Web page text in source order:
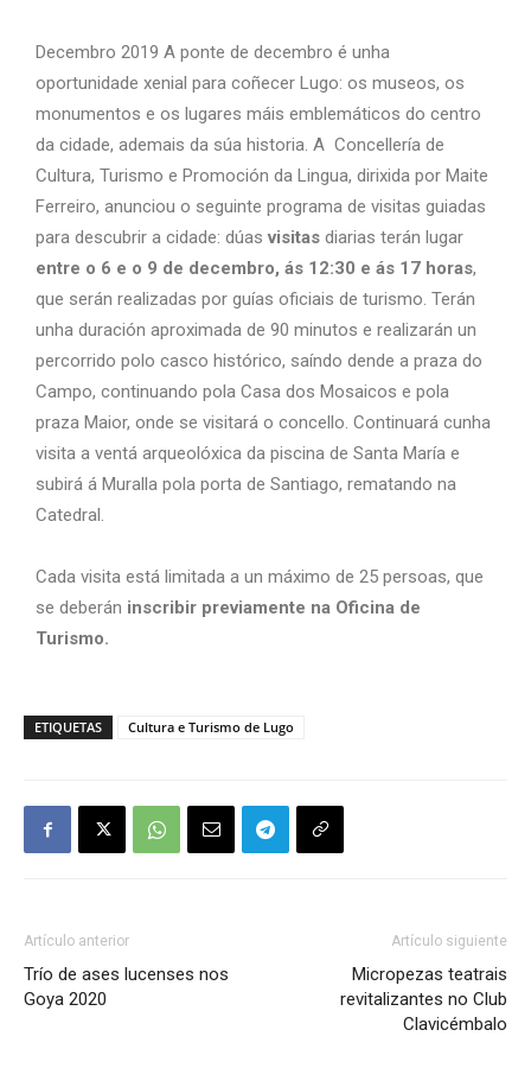
Decembro 2019 A ponte de decembro é unha
oportunidade xenial para coñecer Lugo: os museos, os
monumentos e os lugares máis emblemáticos do centro
da cidade, ademais da súa historia. A Concellería de
Cultura, Turismo e Promoción da Lingua, dirixida por Maite
Ferreiro, anunciou o seguinte programa de visitas guiadas
para descubrir a cidade: dúasvisitas diarias terán lugar
entre o 6 e o 9 de decembro, ás 12:30 e ás 17 horas,
que serán realizadas por guías oficiais de turismo. Terán
unha duración aproximada de 90 minutos e realizarán un
percorrido polo casco histórico, saíndo dende a praza do
Campo, continuando pola Casa dos Mosaicos e pola
praza Maior, onde se visitará o concello. Continuará cunha
visita a ventá arqueolóxica da piscina de Santa María e
subirá á Muralla pola porta de Santiago, rematando na
Catedral.
Cada visita está limitada a un máximo de 25 persoas, que
se deberán inscribir previamente na Oficina de
Turismo.
ETIQUETAS Cultura e Turismo de Lugo
Artículo anterior
Trío de ases lucenses nos
Goya 2020
Artículo siguiente
Micropezas teatrais
revitalizantes no Club
Clavicémbalo